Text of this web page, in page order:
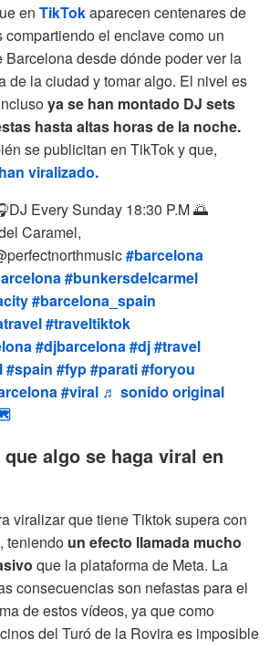
en TikTokaparecen centenares de
compartiendo el enclave como un
Barcelona desde dónde poder ver la
de la ciudad y tomar algo. El nivel es
ya se han montado DJ sets
hasta altas horas de la noche.
se publicitan en TikTok y que,
viralizado.
Every Sunday 18:30 P.M 🌅
Caramel,
#barcelona
#bunkersdelcarmel
#barcelona_spain
#traveltiktok
#djbarcelona#dj#travel
#spain #fyp#parati#foryou
#viral ♬ sonido original
algo se haga viral en
viralizar que tiene Tiktok supera con
teniendo un efecto llamada mucho
que la plataforma de Meta. La
consecuencias son nefastas para el
de estos vídeos, ya que como
del Turó de la Rovira es imposible